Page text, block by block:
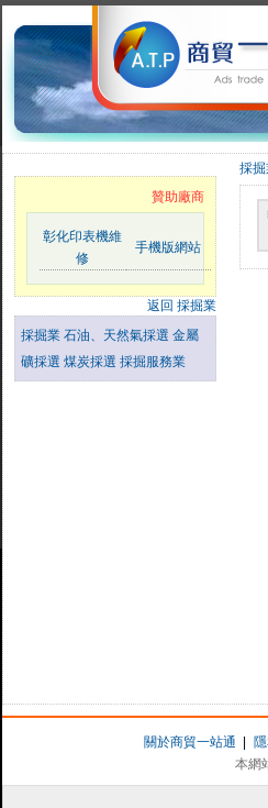
贊助廠商
彰化印表機維
修
手機版網站
返回 採掘業
採掘業 石油、天然氣採選 金屬
礦採選 煤炭採選 採掘服務業
採
關於商貿一站通
本網